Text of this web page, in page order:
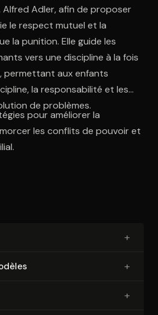
Adler, afin de proposer
le respect mutuel et la
la punition. Elle guide les
vers une discipline à la fois
permettant aux enfants
la responsabilité et les
de problèmes.
pour améliorer la
les conflits de pouvoir et
+
+
+